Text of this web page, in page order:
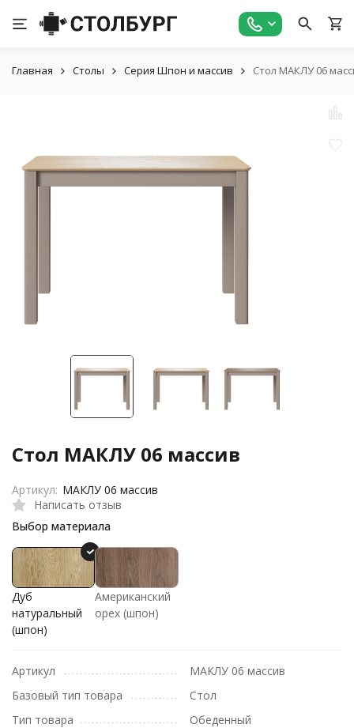
Главная Столы Серия Шпон и массив Стол МАКЛУ 06
Стол МАКЛУ 06 массив
Написать отзыв
Выбор материала
Дуб
натуральный
(шпон)
Американский
орех (шпон)
Артикул: МАКЛУ 06 массив
Артикул
МАКЛУ 06 массив
Базовый тип товара
Стол
Тип товара
Обеденный